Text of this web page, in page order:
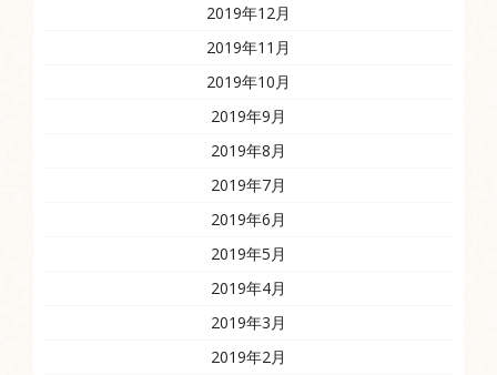
2019年12月
2019年11月
2019年10月
2019年9月
2019年8月
2019年7月
2019年6月
2019年5月
2019年4月
2019年3月
2019年2月